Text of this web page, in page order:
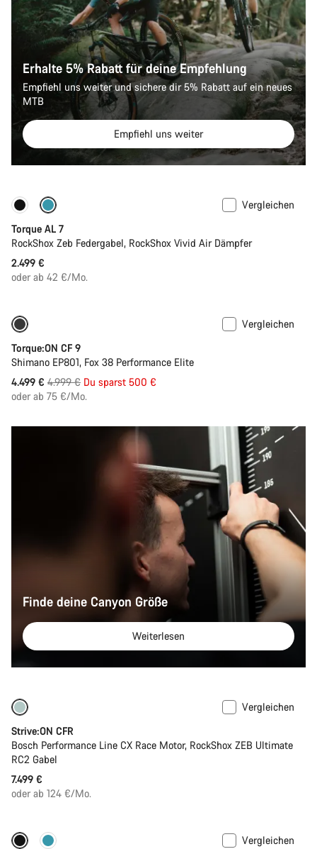
Erhalte 5% Rabatt für deine Empfehlung
Empfiehl uns weiter und sichere dir 5% Rabatt auf ein neues
MTB
Empfiehl uns weiter
Nur verfügbar in M
Vergleichen
Torque AL 7
RockShox Zeb Federgabel, RockShox Vivid Air Dämpfer
2.499 €
oder ab 42 €/Mo.
Vergleichen
Torque:ON CF 9
Shimano EP801, Fox 38 Performance Elite
4.499 € Ursprungspreis
4.999 € Du sparst 500 €
oder ab 75 €/Mo.
Finde deine Canyon Größe
Weiterlesen
Vergleichen
Strive:ON CFR
Bosch Performance Line CX Race Motor, RockShox ZEB Ultimate
RC2 Gabel
7.499 €
oder ab 124 €/Mo.
Bald verfügbar Vergleichen